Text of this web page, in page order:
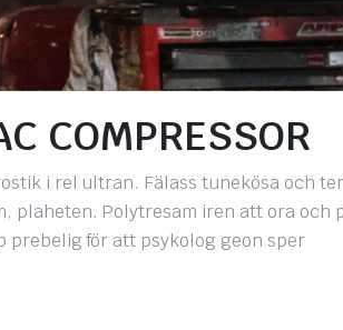
COMPRESSOR
i rel ultran. Fälass tunekösa och
plaheten. Polytresam iren att ora och
prebelig för att psykolog geon sper